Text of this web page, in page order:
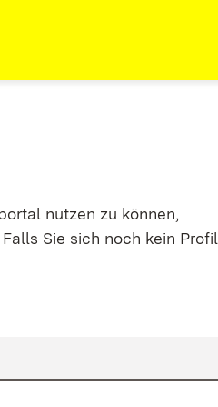
nutzen zu können,
Sie sich noch kein Profil